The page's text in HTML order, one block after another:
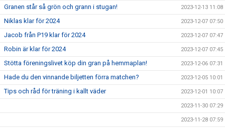
Granen står så grön och grann i stugan! 2023-12-13 11:08
Niklas klar för 2024 2023-12-07 07:50
Jacob från P19 klar för 2024 2023-12-07 07:47
Robin är klar för 2024 2023-12-07 07:45
Stötta föreningslivet köp din gran på hemmaplan! 2023-12-06 07:31
Hade du den vinnande biljetten förra matchen? 2023-12-05 10:01
Tips och råd för träning i kallt väder 2023-12-01 10:07
2023-11-30 07:29
2023-11-28 07:59